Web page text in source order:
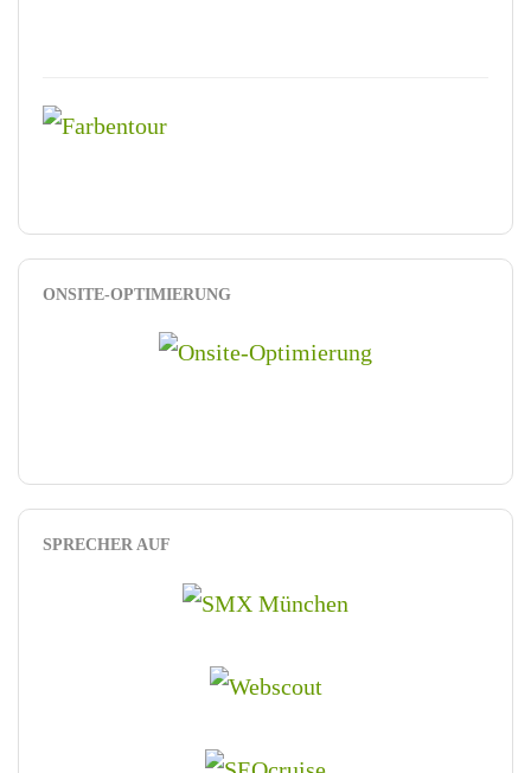
ONSITE-OPTIMIERUNG
SPRECHER AUF